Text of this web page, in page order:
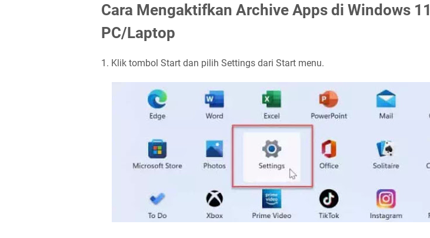
Cara Mengaktifkan Archive Apps di Windows 11
PC/Laptop
1. Klik tombol Start dan pilih Settings dari Start menu.